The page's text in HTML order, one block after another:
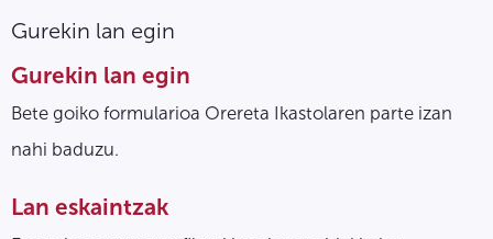
Gurekin lan egin
Gurekin lan egin
Bete goiko formularioa Orereta Ikastolaren parte izan
nahi baduzu.
Lan eskaintzak